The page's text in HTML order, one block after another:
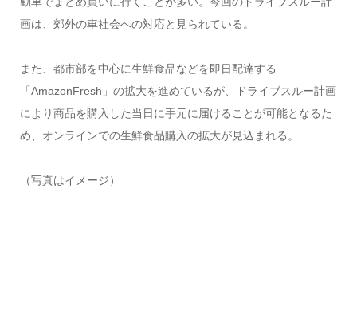
画は、郊外の車社会への対応と見られている。
また、都市部を中心に生鮮食品などを即日配達する
「AmazonFresh」の拡大を進めているが、ドライブスルー計画
により商品を購入した当日に手元に届けることが可能となるた
め、オンラインでの生鮮食品購入の拡大が見込まれる。
（写真はイメージ）